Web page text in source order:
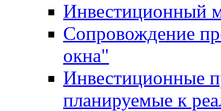
Инвестиционный
Сопровождение
окна"
Инвестиционные
планируемые к